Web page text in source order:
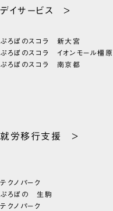
デイサービス >
ぷろぼのスコラ 新大宮
ぷろぼのスコラ イオンモール橿原
ぷろぼのスコラ 南京都
就労移行支援 >
テクノパーク
ぷろぼの 生駒
テクノパーク